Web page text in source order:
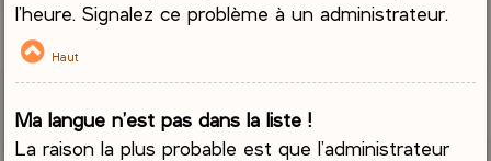
l’heure. Signalez ce problème à un administrateur.
Haut
Ma langue n’est pas dans la liste !
La raison la plus probable est que l’administrateur